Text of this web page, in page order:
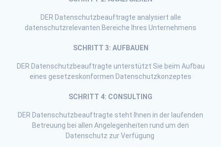
DER Datenschutzbeauftragte analysiert alle
datenschutzrelevanten Bereiche Ihres Unternehmens
SCHRITT 3: AUFBAUEN
DER Datenschutzbeauftragte unterstützt Sie beim Aufbau
eines gesetzeskonformen Datenschutzkonzeptes
SCHRITT 4: CONSULTING
DER Datenschutzbeauftragte steht Ihnen in der laufenden
Betreuung bei allen Angelegenheiten rund um den
Datenschutz zur Verfügung